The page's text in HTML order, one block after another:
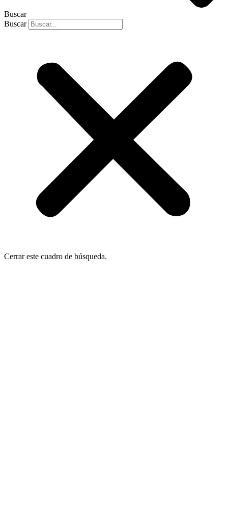
Buscar
Buscar
Cerrar este cuadro de búsqueda.